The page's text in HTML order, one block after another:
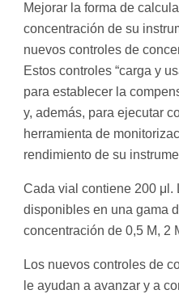
Mejorar la forma de
concentración de su
nuevos controles de
Estos controles “carga y
para establecer la
y, además, para ejecutar
herramienta de
rendimiento de su
Cada vial contiene 200 μl.
disponibles en una gama
concentración de 0,5 M, 2
Los nuevos controles de
le ayudan a avanzar y a